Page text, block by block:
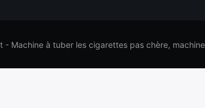
Machine à tuber les cigarettes pas chère,